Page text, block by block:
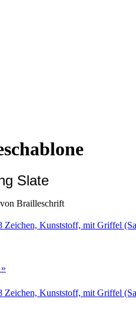
Slate
Brailleschrift
Zeichen, Kunststoff, mit Griffel
Zeichen, Kunststoff, mit Griffel